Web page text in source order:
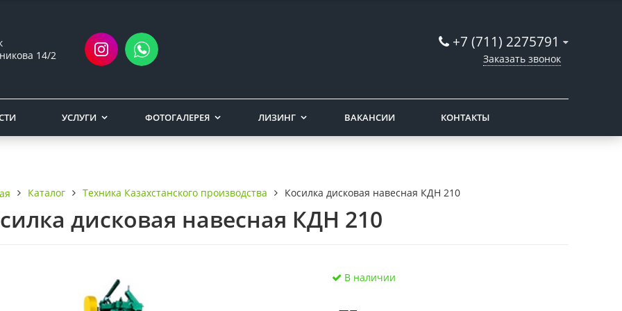
14/2
+7 (711) 2275791
Заказать звонок
УСЛУГИ ФОТОГАЛЕРЕЯ ЛИЗИНГ ВАКАНСИИ КОНТАКТЫ
Каталог Техника Казахстанского производства Косилка дисковая навесная КДН 210
дисковая навесная КДН 210
В наличии